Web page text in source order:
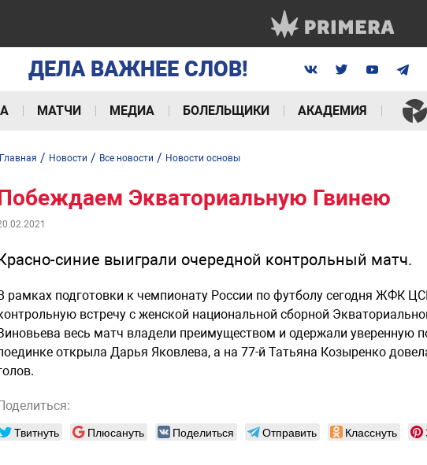
ДЕЛА ВАЖНЕЕ СЛОВ!
МАТЧИ МЕДИА БОЛЕЛЬЩИКИ АКАДЕМИЯ
Главная / Новости / Все новости / Новости основы
Экваториальную Гвинею
синие выиграли очередной контрольный матч.
рамках подготовки к чемпионату России по футболу сегодня ЖФК
встречу с женской национальной сборной
весь матч владели преимуществом и одержали уверенную
открыла Дарья Яковлева, а на 77-й Татьяна Козыренко
Твитнуть Плюсануть Поделиться Отправить Класснуть